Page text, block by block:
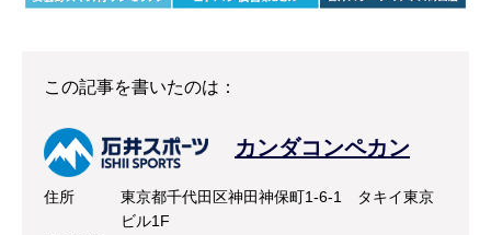
この記事を書いたのは：
カンダコンペカン
住所
東京都千代田区神田神保町1-6-1 タキイ東京
ビル1F